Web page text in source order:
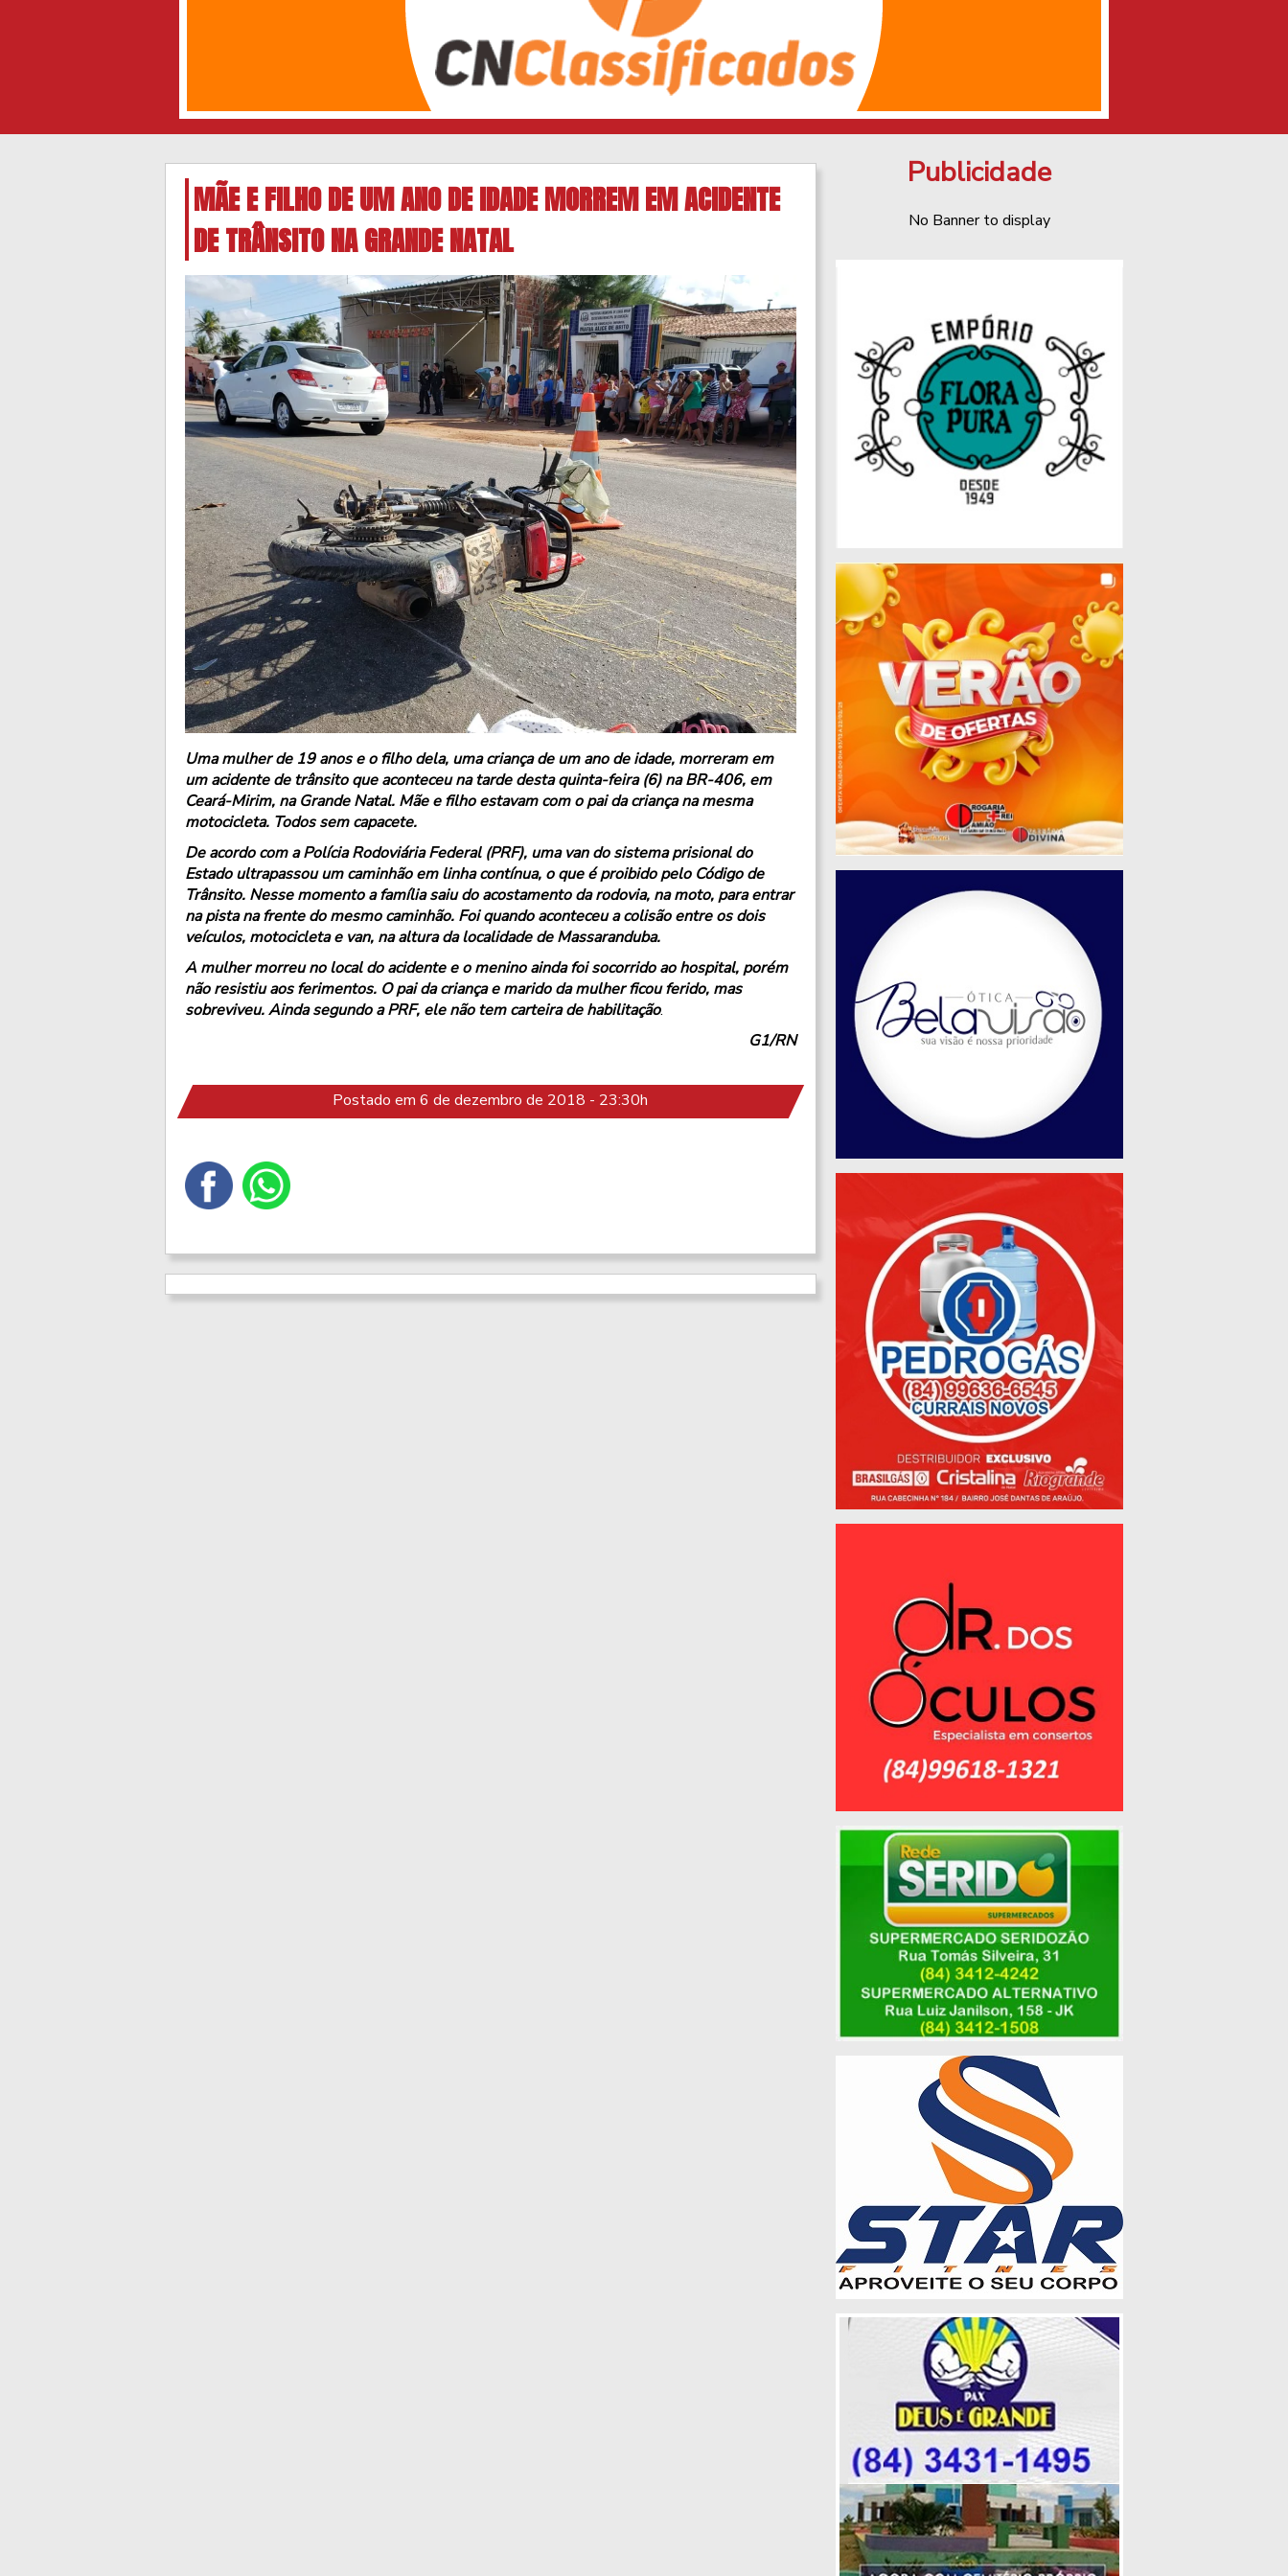
MÃE E FILHO DE UM ANO DE IDADE MORREM EM ACIDENTE
DE TRÂNSITO NA GRANDE NATAL
Uma mulher de 19 anos e o filho dela, uma criança de um ano de idade, morreram em
um acidente de trânsito que aconteceu na tarde desta quinta-feira (6) na BR-406, em
Ceará-Mirim, na Grande Natal. Mãe e filho estavam com o pai da criança na mesma
motocicleta. Todos sem capacete.
De acordo com a Polícia Rodoviária Federal (PRF), uma van do sistema prisional do
Estado ultrapassou um caminhão em linha contínua, o que é proibido pelo Código de
Trânsito. Nesse momento a família saiu do acostamento da rodovia, na moto, para entrar
na pista na frente do mesmo caminhão. Foi quando aconteceu a colisão entre os dois
veículos, motocicleta e van, na altura da localidade de Massaranduba.
A mulher morreu no local do acidente e o menino ainda foi socorrido ao hospital, porém
não resistiu aos ferimentos. O pai da criança e marido da mulher ficou ferido, mas
sobreviveu. Ainda segundo a PRF, ele não tem carteira de habilitação.
G1/RN
Postado em 6 de dezembro de 2018 - 23:30h
Publicidade
No Banner to display